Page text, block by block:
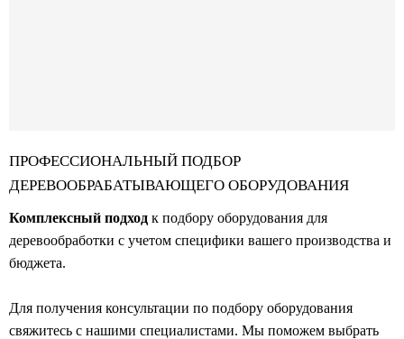
ПРОФЕССИОНАЛЬНЫЙ ПОДБОР
ДЕРЕВООБРАБАТЫВАЮЩЕГО ОБОРУДОВАНИЯ
Комплексный подход к подбору оборудования для
деревообработки с учетом специфики вашего производства и
бюджета.
Для получения консультации по подбору оборудования
свяжитесь с нашими специалистами. Мы поможем выбрать